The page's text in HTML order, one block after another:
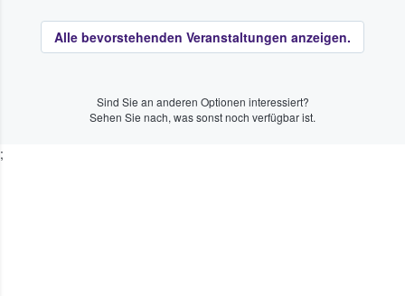
Alle bevorstehenden Veranstaltungen anzeigen.
Sind Sie an anderen Optionen interessiert?
Sehen Sie nach, was sonst noch verfügbar ist.
;